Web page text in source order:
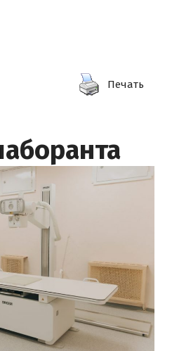
Печать